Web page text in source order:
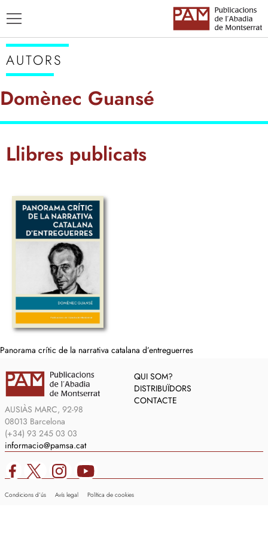
AUTORS
ENSENYAMENT CATALÀ
AUTORS
Domènec Guansé
Llibres publicats
Panorama crític de la narrativa catalana d’entreguerres
AUSIÀS MARC, 92-98
08013 Barcelona
(+34) 93 245 03 03
informacio@pamsa.cat
QUI SOM?
DISTRIBUÏDORS
CONTACTE
Condicions d’ús Avís legal Política de cookies